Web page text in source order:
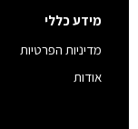
מידע כללי
מדיניות הפרטיות
אודות